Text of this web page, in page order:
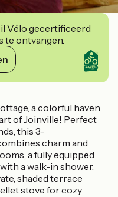
Vélo gecertificeerd
te ontvangen.
a colorful haven
of Joinville! Perfect
this 3-
charm and
a fully equipped
a walk-in shower.
shaded terrace
stove for cozy